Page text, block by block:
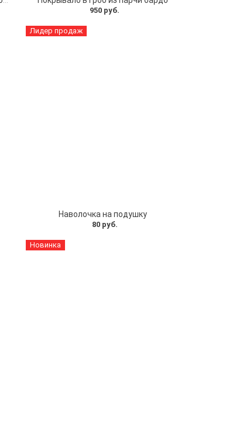
950 руб.
Лидер продаж
Наволочка на подушку
80 руб.
Новинка